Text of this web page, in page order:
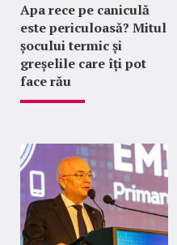
Apa rece pe caniculă
este periculoasă? Mitul
șocului termic și
greșelile care îți pot
face rău